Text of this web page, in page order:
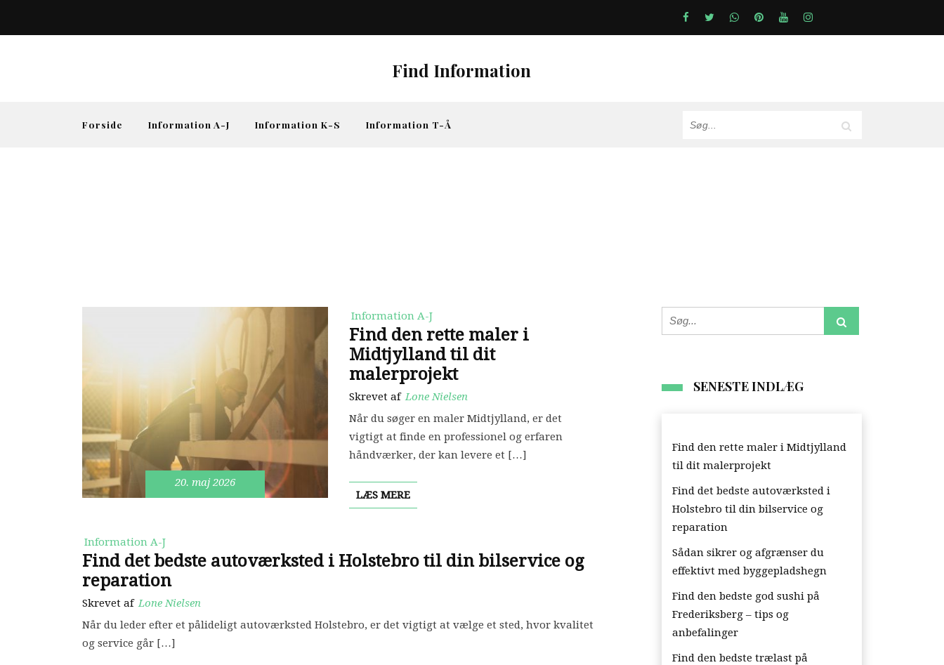
Find Information
Forside Information A-J Information K-S Information T-Å
20. maj 2026
Information A-J
Find den rette maler i
Midtjylland til dit
malerprojekt
Skrevet af Lone Nielsen
Når du søger en maler Midtjylland, er det
vigtigt at finde en professionel og erfaren
håndværker, der kan levere et […]
LÆS MERE
Information A-J
Find det bedste autoværksted i Holstebro til din bilservice og
reparation
Skrevet af Lone Nielsen
Når du leder efter et pålideligt autoværksted Holstebro, er det vigtigt at vælge et sted, hvor kvalitet
og service går […]
SENESTE INDLÆG
Find den rette maler i Midtjylland
til dit malerprojekt
Find det bedste autoværksted i
Holstebro til din bilservice og
reparation
Sådan sikrer og afgrænser du
effektivt med byggepladshegn
Find den bedste god sushi på
Frederiksberg – tips og
anbefalinger
Find den bedste trælast på